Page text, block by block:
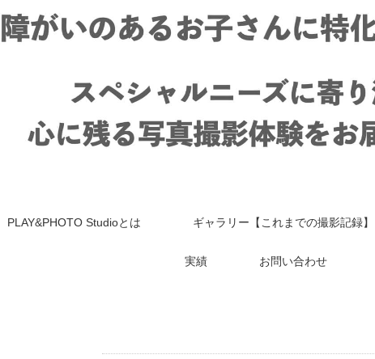
PLAY&PHOTO Studioとは ギャラリー【これまでの撮影記録】
実績 お問い合わせ